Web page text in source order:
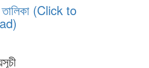
তালিকা (Click to